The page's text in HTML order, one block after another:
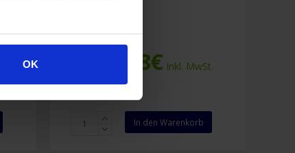
OK 356,38€ Inkl. MwSt.
Rettungsleiter
In den Warenkorb